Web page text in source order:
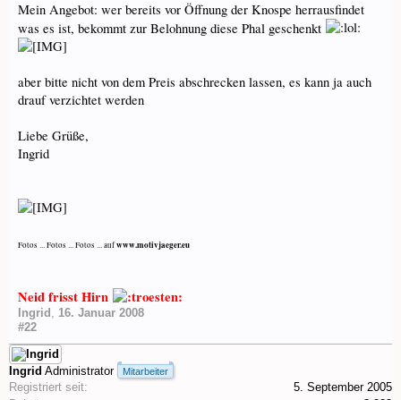
Mein Angebot: wer bereits vor Öffnung der Knospe herrausfindet
was es ist, bekommt zur Belohnung diese Phal geschenkt
aber bitte nicht von dem Preis abschrecken lassen, es kann ja auch
drauf verzichtet werden
Liebe Grüße,
Ingrid
Fotos ... Fotos ... Fotos ... aufwww.motivjaeger.eu
Neid frisst Hirn
Ingrid , 16. Januar 2008
#22
Ingrid Administrator Mitarbeiter
Registriert seit:
5. September 2005